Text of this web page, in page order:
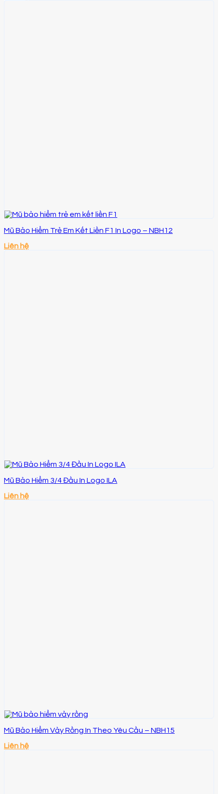
Mũ Bảo Hiểm Trẻ Em Kết Liền F1 In Logo – NBH12
Liên hệ
Mũ Bảo Hiểm 3/4 Đầu In Logo ILA
Liên hệ
Mũ Bảo Hiểm Vảy Rồng In Theo Yêu Cầu – NBH15
Liên hệ